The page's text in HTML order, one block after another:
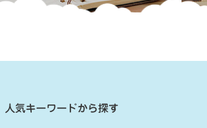
人気キーワードから探す